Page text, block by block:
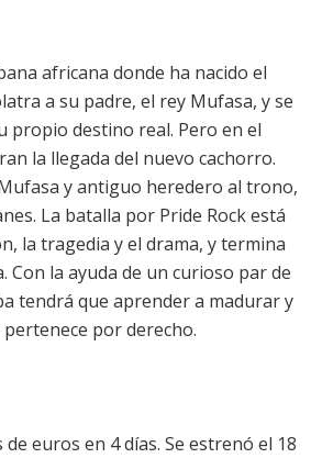
africana donde ha nacido el
a su padre, el rey Mufasa, y se
propio destino real. Pero en el
la llegada del nuevo cachorro.
y antiguo heredero al trono,
La batalla por Pride Rock está
la tragedia y el drama, y termina
Con la ayuda de un curioso par de
tendrá que aprender a madurar y
por derecho.
de euros en 4 días. Se estrenó el 18